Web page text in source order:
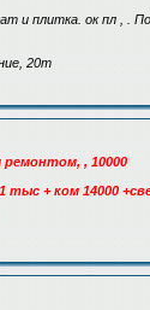
и плитка. ок пл , .
20т
, 10000
тыс + ком 14000